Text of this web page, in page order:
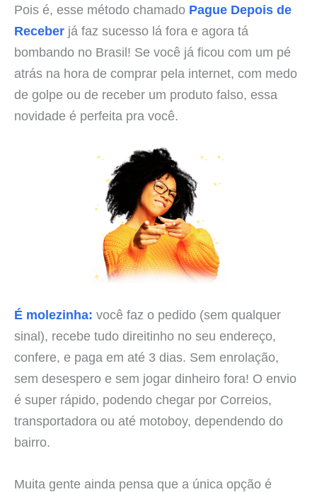
Pois é, esse método chamado Pague Depois de
Receber já faz sucesso lá fora e agora tá
bombando no Brasil! Se você já ficou com um pé
atrás na hora de comprar pela internet, com medo
de golpe ou de receber um produto falso, essa
novidade é perfeita pra você.
É molezinha: você faz o pedido (sem qualquer
sinal), recebe tudo direitinho no seu endereço,
confere, e paga em até 3 dias. Sem enrolação,
sem desespero e sem jogar dinheiro fora! O envio
é super rápido, podendo chegar por Correios,
transportadora ou até motoboy, dependendo do
bairro.
Muita gente ainda pensa que a única opção é